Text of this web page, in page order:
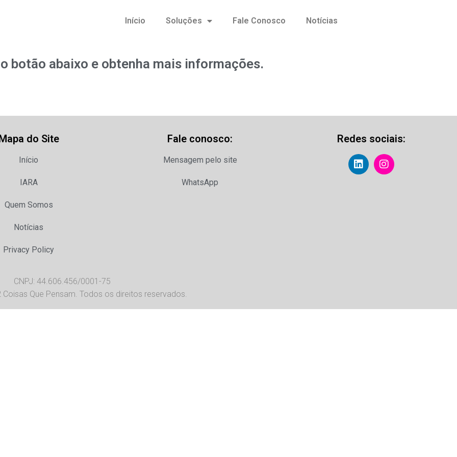
Início Soluções Fale Conosco Notícias
botão abaixo e obtenha mais informações.
do Site
Início
IARA
Quem Somos
Notícias
Privacy Policy
Fale conosco:
Mensagem pelo site
WhatsApp
Redes sociais:
CNPJ: 44.606.456/0001-75
Que Pensam. Todos os direitos reservados.